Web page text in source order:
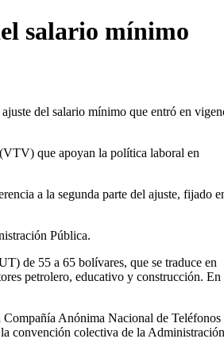
salario mínimo
del salario mínimo que entró en
que apoyan la política laboral en
a la segunda parte del ajuste, fijado
Pública.
de 55 a 65 bolívares, que se traduce en
petrolero, educativo y construcción. En
Anónima Nacional de Teléfonos
convención colectiva de la Administración